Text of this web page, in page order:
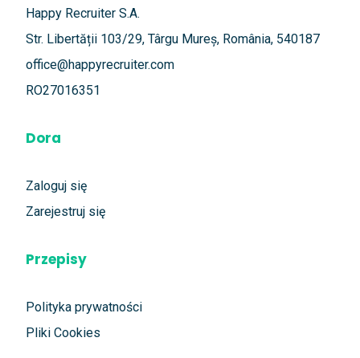
Happy Recruiter S.A.
Str. Libertății 103/29, Târgu Mureș, România, 540187
office@happyrecruiter.com
RO27016351
Dora
Zaloguj się
Zarejestruj się
Przepisy
Polityka prywatności
Pliki Cookies